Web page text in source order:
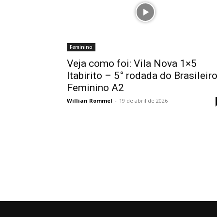
Feminino
Veja como foi: Vila Nova 1×5
Itabirito – 5° rodada do Brasileiro
Feminino A2
Willian Rommel - 19 de abril de 2026